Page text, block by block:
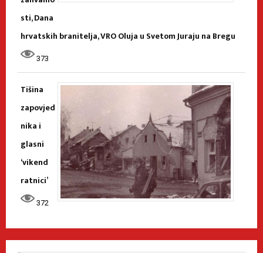
sti, Dana
hrvatskih branitelja, VRO Oluja u Svetom Juraju na Bregu
373
Tišina
zapovjed
nika i
glasni
‘vikend
ratnici’
372